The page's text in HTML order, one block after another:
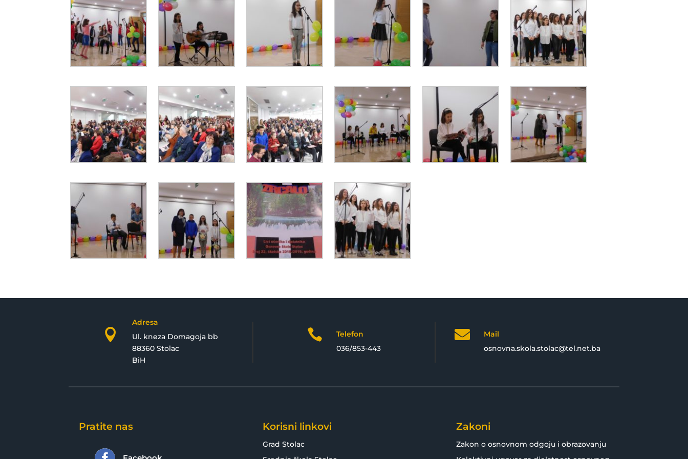

Adresa
Ul. kneza Domagoja bb
88360 Stolac
BiH

Telefon
036/853-443

Mail
osnovna.skola.stolac@tel.net.ba
Pratite nas Korisni linkovi
Grad Stolac
Zakoni
Zakon o osnovnom odgoju i obrazovanju